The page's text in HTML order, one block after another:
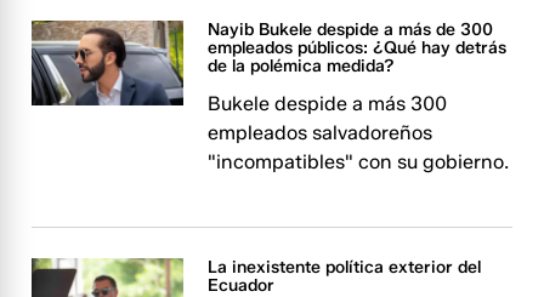
Nayib Bukele despide a más de 300
empleados públicos: ¿Qué hay detrás
de la polémica medida?
Bukele despide a más 300
empleados salvadoreños
"incompatibles" con su gobierno.
La inexistente política exterior del
Ecuador